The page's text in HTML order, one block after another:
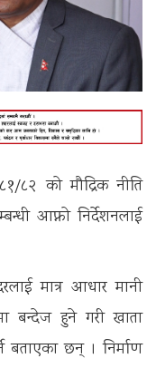
८२ को मौद्रिक नीति
आफ्नो निर्देशनलाई
मात्र आधार मानी
बन्देज हुने गरी खाता
बताएका छन् । निर्माण